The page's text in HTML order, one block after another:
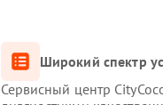
Широкий спектр
Сервисный центр